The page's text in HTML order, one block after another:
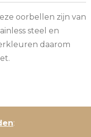
oorbellen zijn van
steel en
daarom
: